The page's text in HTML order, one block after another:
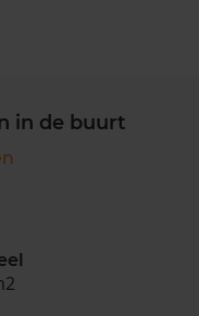
in de buurt